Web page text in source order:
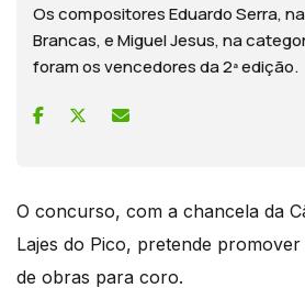
Os compositores Eduardo Serra,
Brancas, e Miguel Jesus, na
foram os vencedores da 2ª edição.
O concurso, com a chancela da
Lajes do Pico, pretende
de obras para coro.